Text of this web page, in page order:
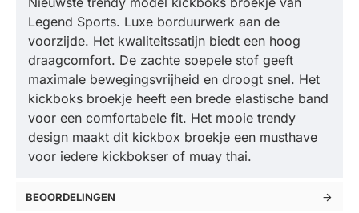
Legend Sports. Luxe borduurwerk aan de
voorzijde. Het kwaliteitssatijn biedt een hoog
draagcomfort. De zachte soepele stof geeft
maximale bewegingsvrijheid en droogt snel. Het
kickboks broekje heeft een brede elastische band
voor een comfortabele fit. Het mooie trendy
design maakt dit kickbox broekje een musthave
voor iedere kickbokser of muay thai.
BEOORDELINGEN